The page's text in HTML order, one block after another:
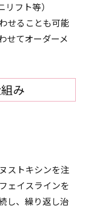
フト等）
せることも可能
せてオーダーメ
み
ストキシンを注
ェイスラインを
し、繰り返し治